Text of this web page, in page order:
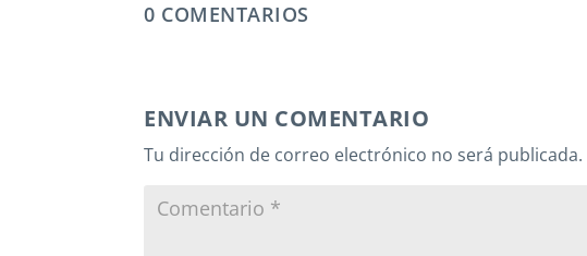
0 COMENTARIOS
ENVIAR UN COMENTARIO
Tu dirección de correo electrónico no será publicada.